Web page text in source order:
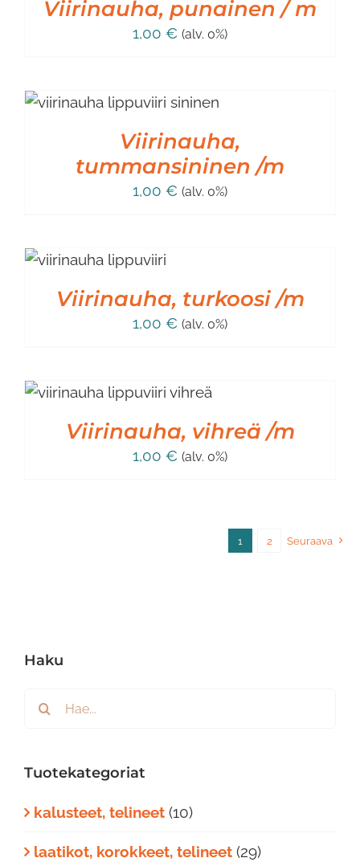
Viirinauha, punainen / m
1,00 € (alv. 0%)
Viirinauha,
tummansininen /m
1,00 € (alv. 0%)
Viirinauha, turkoosi /m
1,00 € (alv. 0%)
Viirinauha, vihreä /m
1,00 € (alv. 0%)
1 2 Seuraava
Haku
Etsi
Tuotekategoriat
kalusteet, telineet (10)
laatikot, korokkeet, telineet (29)